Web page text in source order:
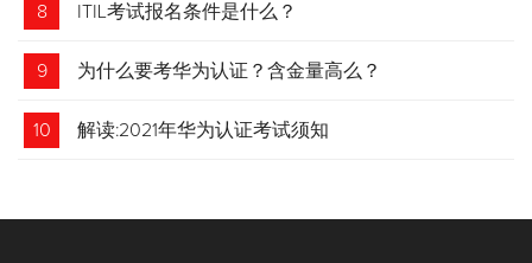
8 ITIL考试报名条件是什么？
9 为什么要考华为认证？含金量高么？
10 解读:2021年华为认证考试须知